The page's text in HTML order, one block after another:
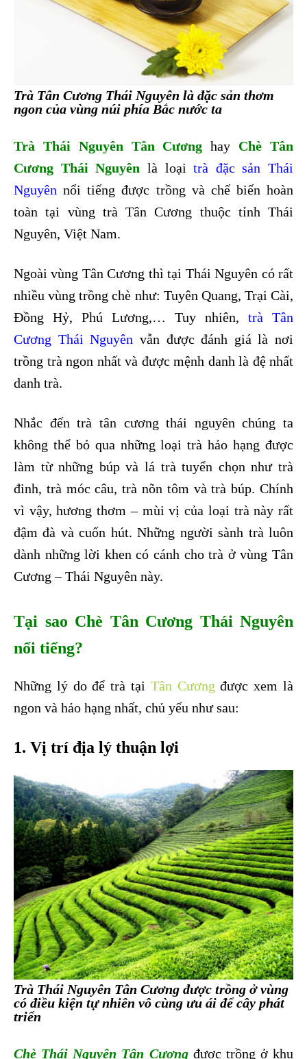
Trà Tân Cương Thái Nguyên là đặc sản thơm
ngon của vùng núi phía Bắc nước ta
Trà Thái Nguyên Tân Cương hay Chè Tân
Cương Thái Nguyên là loạitrà đặc sản Thái
Nguyên nổi tiếng được trồng và chế biến hoàn
toàn tại vùng trà Tân Cương thuộc tỉnh Thái
Nguyên, Việt Nam.
Ngoài vùng Tân Cương thì tại Thái Nguyên có rất
nhiều vùng trồng chè như: Tuyên Quang, Trại Cài,
Đồng Hỷ, Phú Lương,… Tuy nhiên, trà Tân
Cương Thái Nguyên vẫn được đánh giá là nơi
trồng trà ngon nhất và được mệnh danh là đệ nhất
danh trà.
Nhắc đến trà tân cương thái nguyên chúng ta
không thể bỏ qua những loại trà hảo hạng được
làm từ những búp và lá trà tuyển chọn như trà
đinh, trà móc câu, trà nõn tôm và trà búp. Chính
vì vậy, hương thơm – mùi vị của loại trà này rất
đậm đà và cuốn hút. Những người sành trà luôn
dành những lời khen có cánh cho trà ở vùng Tân
Cương – Thái Nguyên này.
Tại sao Chè Tân Cương Thái Nguyên
nổi tiếng?
Những lý do để trà tại Tân Cương được xem là
ngon và hảo hạng nhất, chủ yếu như sau:
1. Vị trí địa lý thuận lợi
Trà Thái Nguyên Tân Cương được trồng ở vùng
có điều kiện tự nhiên vô cùng ưu ái để cây phát
triển
Chè Thái Nguyên Tân Cươngđược trồng ở khu